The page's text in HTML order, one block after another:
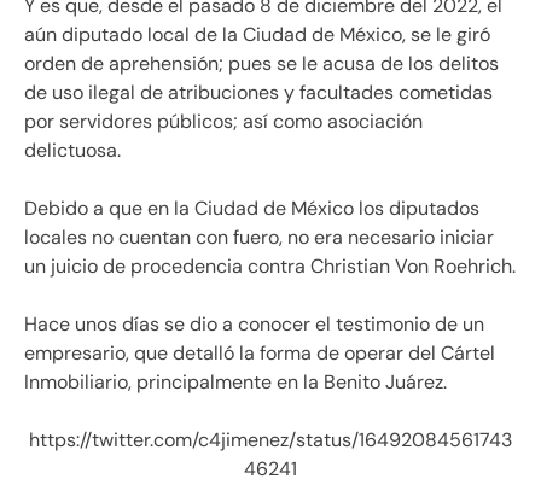
Y es que, desde el pasado 8 de diciembre del 2022, el
aún diputado local de la Ciudad de México, se le giró
orden de aprehensión; pues se le acusa de los delitos
de uso ilegal de atribuciones y facultades cometidas
por servidores públicos; así como asociación
delictuosa.
Debido a que en la Ciudad de México los diputados
locales no cuentan con fuero, no era necesario iniciar
un juicio de procedencia contra Christian Von Roehrich.
Hace unos días se dio a conocer el testimonio de un
empresario, que detalló la forma de operar del Cártel
Inmobiliario, principalmente en la Benito Juárez.
https://twitter.com/c4jimenez/status/16492084561743
46241